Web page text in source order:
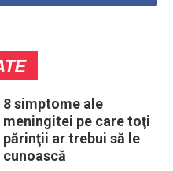
8 simptome ale
meningitei pe care toţi
părinţii ar trebui să le
cunoască